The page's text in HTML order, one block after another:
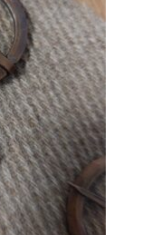
valinnat
tuotteen
sivulla.